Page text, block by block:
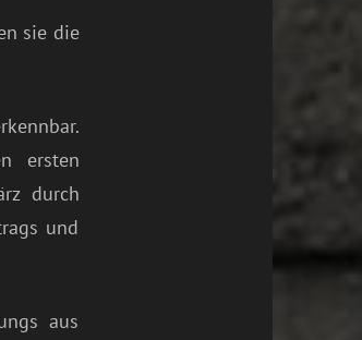
sie die
ersten
durch
und
aus